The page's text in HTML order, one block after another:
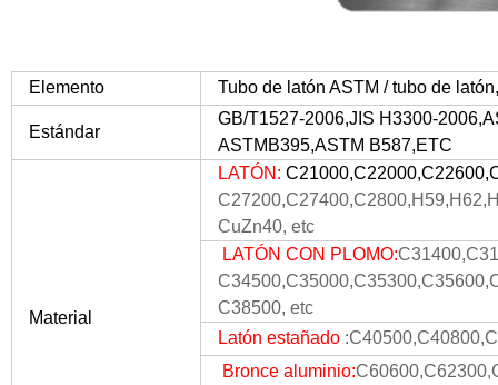
Elemento Tubo de latón ASTM / tubo de
Estándar
GB/T1527-2006,JIS H3300-
ASTMB395,ASTM B587,ETC
Material
LATÓN:
C27200,C27400,C2800,
CuZn40, etc
LATÓN CON PLOMO:
C38500, etc
Latón estañado :
Bronce aluminio: